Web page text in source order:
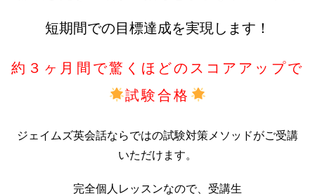
短期間での目標達成を実現します！
約３ヶ月間で驚くほどのスコアアップで
試験合格
ジェイムズ英会話ならではの試験対策メソッドがご受講
いただけます。
完全個人レッスンなので、受講生